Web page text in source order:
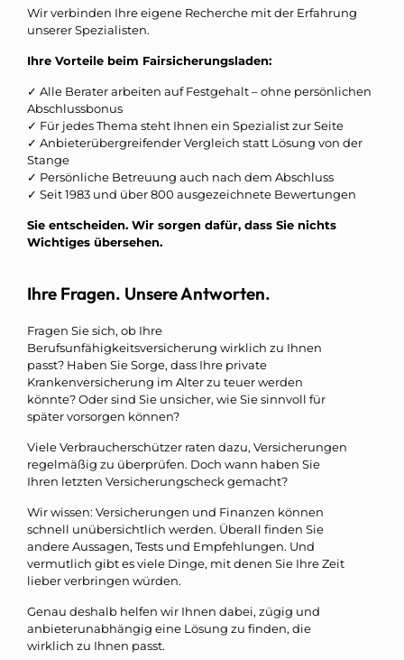
Wir verbinden Ihre eigene Recherche mit der Erfahrung
unserer Spezialisten.
Ihre Vorteile beim Fairsicherungsladen:
✓ Alle Berater arbeiten auf Festgehalt – ohne persönlichen
Abschlussbonus
✓ Für jedes Thema steht Ihnen ein Spezialist zur Seite
✓ Anbieterübergreifender Vergleich statt Lösung von der
Stange
✓ Persönliche Betreuung auch nach dem Abschluss
✓ Seit 1983 und über 800 ausgezeichnete Bewertungen
Sie entscheiden. Wir sorgen dafür, dass Sie nichts
Wichtiges übersehen.
Ihre Fragen. Unsere Antworten.
Fragen Sie sich, ob Ihre
Berufsunfähigkeitsversicherung wirklich zu Ihnen
passt? Haben Sie Sorge, dass Ihre private
Krankenversicherung im Alter zu teuer werden
könnte? Oder sind Sie unsicher, wie Sie sinnvoll für
später vorsorgen können?
Viele Verbraucherschützer raten dazu, Versicherungen
regelmäßig zu überprüfen. Doch wann haben Sie
Ihren letzten Versicherungscheck gemacht?
Wir wissen: Versicherungen und Finanzen können
schnell unübersichtlich werden. Überall finden Sie
andere Aussagen, Tests und Empfehlungen. Und
vermutlich gibt es viele Dinge, mit denen Sie Ihre Zeit
lieber verbringen würden.
Genau deshalb helfen wir Ihnen dabei, zügig und
anbieterunabhängig eine Lösung zu finden, die
wirklich zu Ihnen passt.